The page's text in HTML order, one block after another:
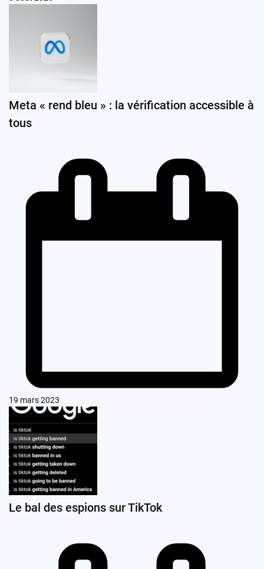
Meta « rend bleu » : la vérification accessible à
tous
19 mars 2023
Le bal des espions sur TikTok